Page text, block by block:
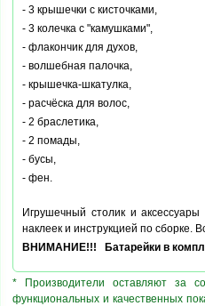
- 3 крышечки с кисточками,
- 3 колечка с "камушками",
- флакончик для духов,
- волшебная палочка,
- крышечка-шкатулка,
- расчёска для волос,
- 2 браслетика,
- 2 помады,
- бусы,
- фен.
Игрушечный столик и
наклеек и инструкцией по сборке.
ВНИМАНИЕ!!! Батарейки в
* Производители оставляют за
функциональных и качественных